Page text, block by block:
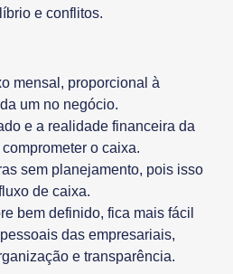
e conflitos.
mensal, proporcional à
um no negócio.
e a realidade financeira da
o caixa.
sem planejamento, pois isso
de caixa.
bem definido, fica mais fácil
das empresariais,
e transparência.